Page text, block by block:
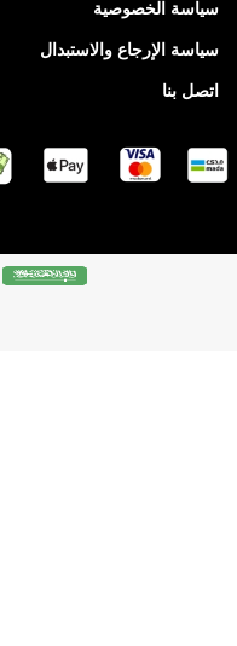
سياسة الخصوصية
سياسة الإرجاع والاستبدال
اتصل بنا